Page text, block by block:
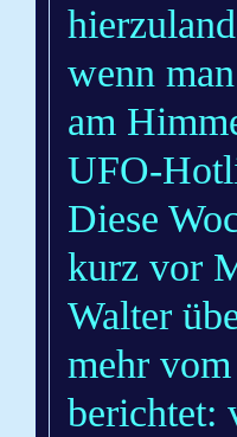
wenn
am
UFO-
Diese
kurz vor
Walter
mehr
berichtet: